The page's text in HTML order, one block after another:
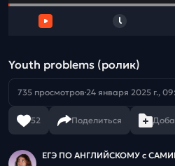
и
Youth problems (ролик)
735 просмотров 24 января 2025 г.,
52 Поделиться
ЕГЭ ПО АНГЛИЙСКОМУ с